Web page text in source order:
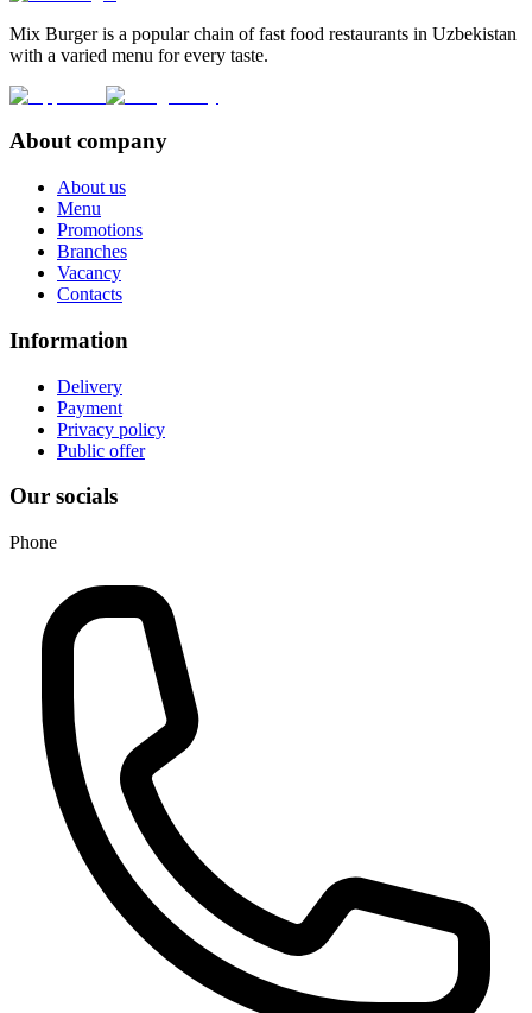
Mix Burger is a popular chain of fast food restaurants in Uzbekistan
with a varied menu for every taste.
About company
About us
Menu
Promotions
Branches
Vacancy
Contacts
Information
Delivery
Payment
Privacy policy
Public offer
Our socials
Phone